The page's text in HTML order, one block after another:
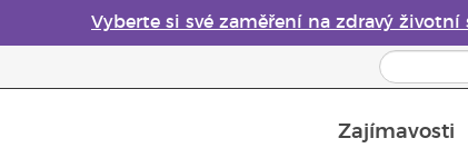
Vyberte si své zaměření na zdravý životní
Zajímavosti